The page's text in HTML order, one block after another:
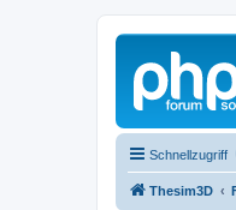
Schnellzugriff
Thesim3D